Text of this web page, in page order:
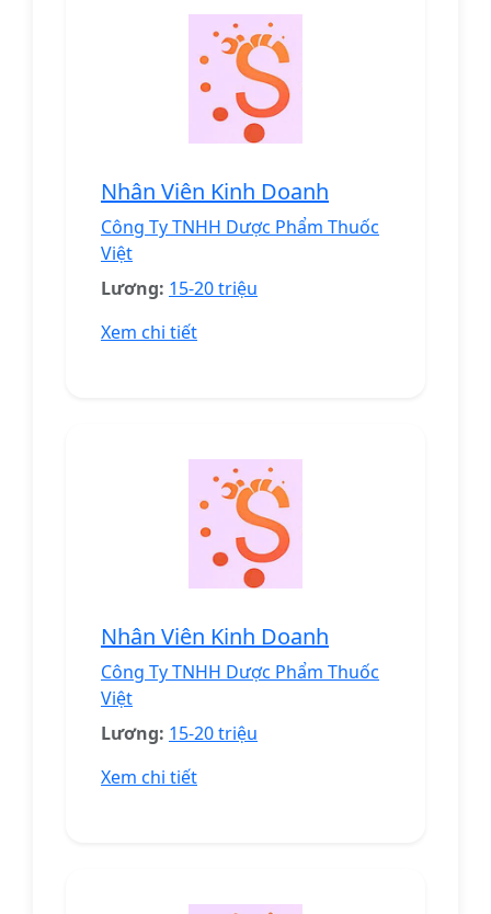
Nhân Viên Kinh Doanh
Công Ty TNHH Dược Phẩm Thuốc
Việt
Lương: 15-20 triệu
Xem chi tiết
Nhân Viên Kinh Doanh
Công Ty TNHH Dược Phẩm Thuốc
Việt
Lương: 15-20 triệu
Xem chi tiết